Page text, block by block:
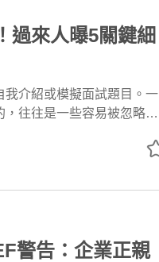
過來人曝5關鍵細
我介紹或模擬面試題目。一
往往是一些容易被忽略的
警告：企業正親